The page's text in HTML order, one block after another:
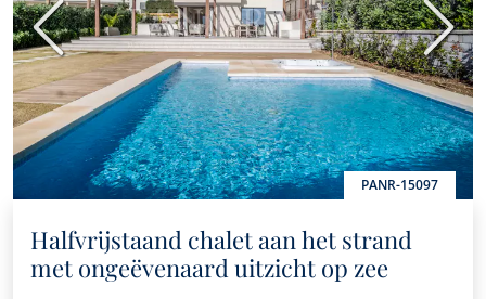
PANR-15097
Vorige
Halfvrijstaand chalet aan het strand
met ongeëvenaard uitzicht op zee